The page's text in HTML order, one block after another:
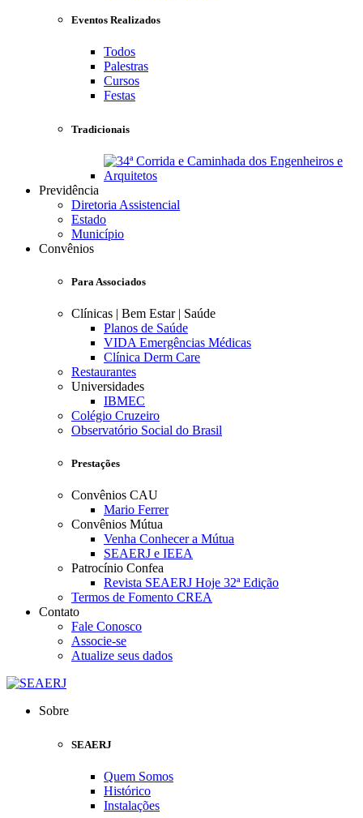
Eventos Realizados
Todos
Palestras
Cursos
Festas
Tradicionais
Previdência
Diretoria Assistencial
Estado
Município
Convênios
Para Associados
Clínicas | Bem Estar | Saúde
Planos de Saúde
VIDA Emergências Médicas
Clínica Derm Care
Restaurantes
Universidades
IBMEC
Colégio Cruzeiro
Observatório Social do Brasil
Prestações
Convênios CAU
Mario Ferrer
Convênios Mútua
Venha Conhecer a Mútua
SEAERJ e IEEA
Patrocínio Confea
Revista SEAERJ Hoje 32ª Edição
Termos de Fomento CREA
Contato
Fale Conosco
Associe-se
Atualize seus dados
Sobre
SEAERJ
Quem Somos
Histórico
Instalações